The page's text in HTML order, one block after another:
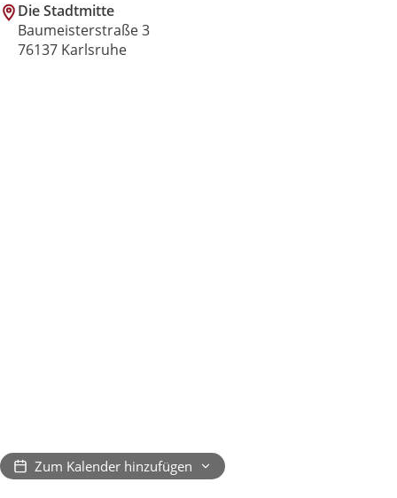
Die Stadtmitte
Baumeisterstraße 3
76137 Karlsruhe
Zum Kalender hinzufügen